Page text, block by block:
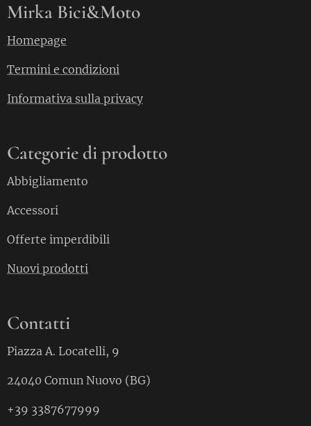
Mirka Bici&Moto
Homepage
Termini e condizioni
Informativa sulla privacy
Categorie di prodotto
Abbigliamento
Accessori
Offerte imperdibili
Nuovi prodotti
Contatti
Piazza A. Locatelli, 9
24040 Comun Nuovo (BG)
+39 3387677999